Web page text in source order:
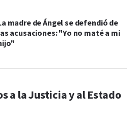
madre de Ángel se defendió de
acusaciones: "Yo no maté a mi
a la Justicia y al Estado